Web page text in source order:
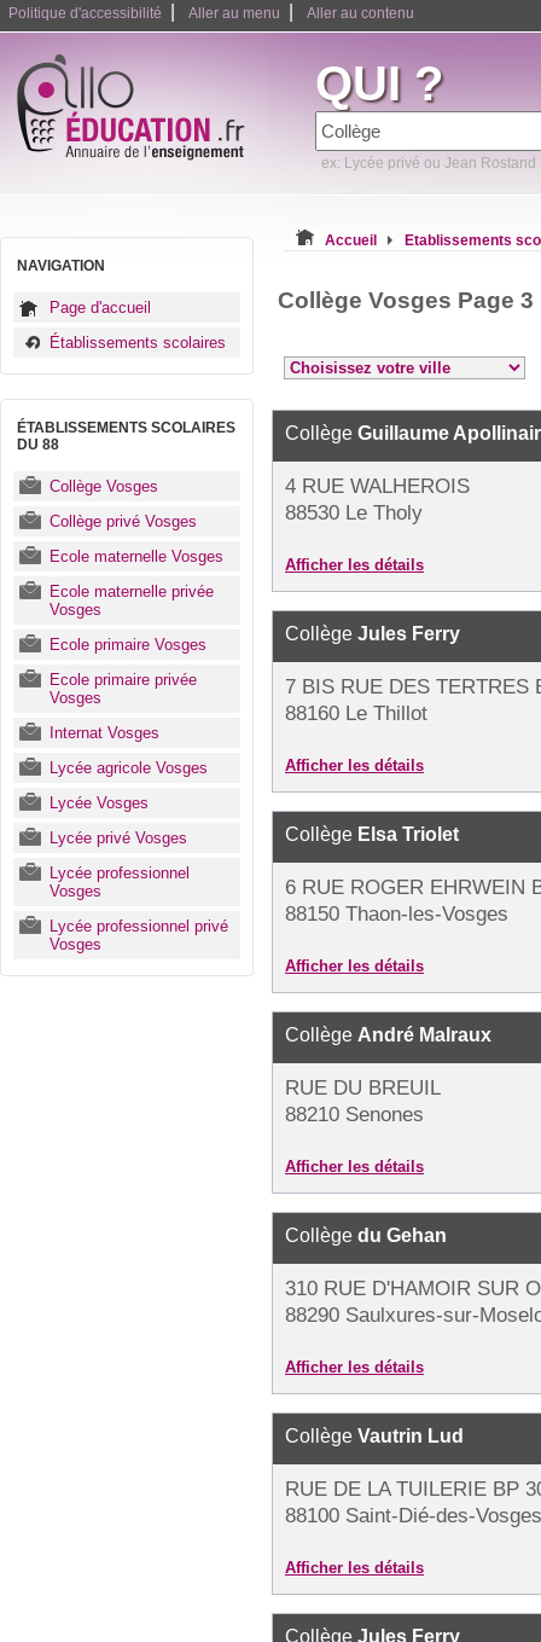
Politique d'accessibilité Aller au menu Aller au contenu
QUI ?
ex: Lycée privé ou Jean Rostand
NAVIGATION
Page d'accueil
Établissements scolaires
ÉTABLISSEMENTS SCOLAIRES
DU 88
Collège Vosges
Collège privé Vosges
Ecole maternelle Vosges
Ecole maternelle privée
Vosges
Ecole primaire Vosges
Ecole primaire privée
Vosges
Internat Vosges
Lycée agricole Vosges
Lycée Vosges
Lycée privé Vosges
Lycée professionnel
Vosges
Lycée professionnel privé
Vosges
Accueil Etablissements
Collège Vosges Page 3
Collège Guillaume
4 RUE WALHEROIS
88530 Le Tholy
Afficher les détails
Collège Jules Ferry
7 BIS RUE DES TERTRES
88160 Le Thillot
Afficher les détails
Collège Elsa Triolet
6 RUE ROGER EHRWEIN
88150 Thaon-les-Vosges
Afficher les détails
Collège André Malraux
RUE DU BREUIL
88210 Senones
Afficher les détails
Collège du Gehan
310 RUE D'HAMOIR SUR
88290 Saulxures-sur-
Afficher les détails
Collège Vautrin Lud
RUE DE LA TUILERIE BP
88100 Saint-Dié-des-Vosges
Afficher les détails
Collège Jules Ferry